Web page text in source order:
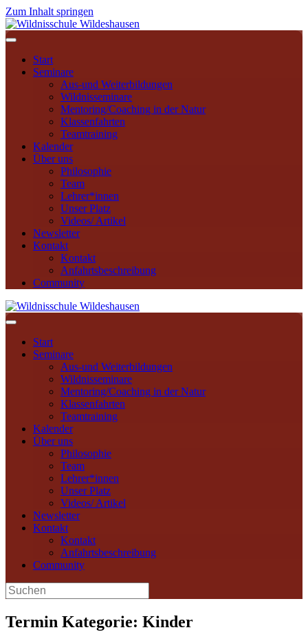
Zum Inhalt springen
Navigation
Start
Seminare
Aus-und Weiterbildungen
Wildnisseminare
Mentoring/Coaching in der Natur
Klassenfahrten
Teamtraining
Kalender
Über uns
Philosophie
Team
Lehrer*innen
Unser Platz
Videos/ Artikel
Newsletter
Kontakt
Kontakt
Anfahrtsbeschreibung
Community
Navigation
Start
Seminare
Aus-und Weiterbildungen
Wildnisseminare
Mentoring/Coaching in der Natur
Klassenfahrten
Teamtraining
Kalender
Über uns
Philosophie
Team
Lehrer*innen
Unser Platz
Videos/ Artikel
Newsletter
Kontakt
Kontakt
Anfahrtsbeschreibung
Community
Termin Kategorie: Kinder